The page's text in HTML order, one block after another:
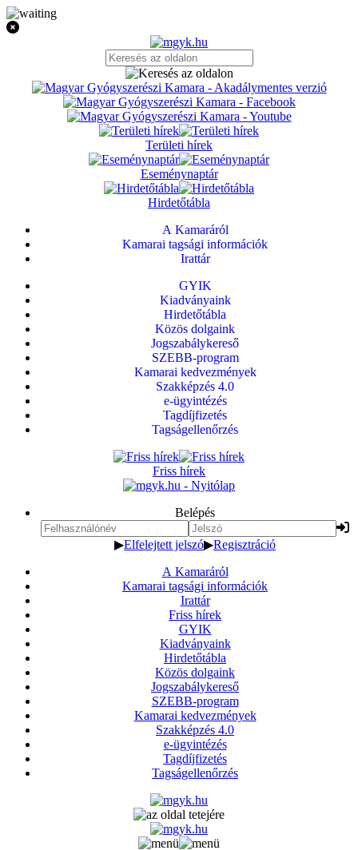
Területi hírek
Eseménynaptár
Hirdetőtábla
A Kamaráról
Kamarai tagsági információk
Irattár
GYIK
Kiadványaink
Hirdetőtábla
Közös dolgaink
Jogszabálykereső
SZEBB-program
Kamarai kedvezmények
Szakképzés 4.0
e-ügyintézés
Tagdíjfizetés
Tagságellenőrzés
Friss hírek
Belépés
▶Elfelejtett jelszó▶Regisztráció
A Kamaráról
Kamarai tagsági információk
Irattár
Friss hírek
GYIK
Kiadványaink
Hirdetőtábla
Közös dolgaink
Jogszabálykereső
SZEBB-program
Kamarai kedvezmények
Szakképzés 4.0
e-ügyintézés
Tagdíjfizetés
Tagságellenőrzés